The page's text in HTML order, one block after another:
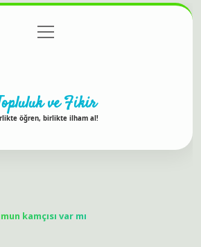
Gizlilik Politikası
menüyü
aç
ve Fikir
öğren, birlikte ilham al!
kamçısı var mı